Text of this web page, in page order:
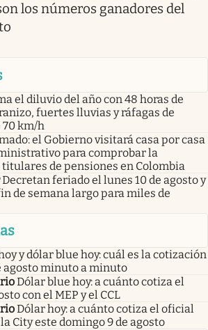
los números ganadores del
el diluvio del año con 48 horas de
fuertes lluvias y ráfagas de
70 km/h
el Gobierno visitará casa por casa
para comprobar la
de pensiones en Colombia
Decretan feriado el lunes 10 de agosto y
de semana largo para miles de
y dólar blue hoy: cuál es la cotización
agosto minuto a minuto
Dólar blue hoy: a cuánto cotiza el
con el MEP y el CCL
Dólar hoy: a cuánto cotiza el oficial
City este domingo 9 de agosto